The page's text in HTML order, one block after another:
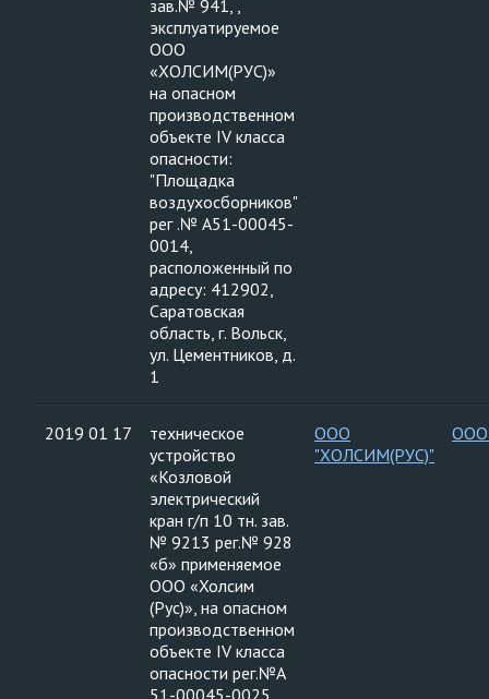
зав.№ 941, ,
эксплуатируемое
ООО
«ХОЛСИМ(РУС)»
на опасном
производственном
объекте IV класса
опасности:
"Площадка
воздухосборников"
рег .№ А51-00045-
0014,
расположенный по
адресу: 412902,
Саратовская
область, г. Вольск,
ул. Цементников, д.
1
2019 01 17
техническое
устройство
«Козловой
электрический
кран г/п 10 тн. зав.
№ 9213 рег.№ 928
«б» применяемое
ООО «Холсим
(Рус)», на опасном
производственном
объекте IV класса
опасности рег.№А
51-00045-0025
ООО
"ХОЛСИМ(РУС)"
ООО